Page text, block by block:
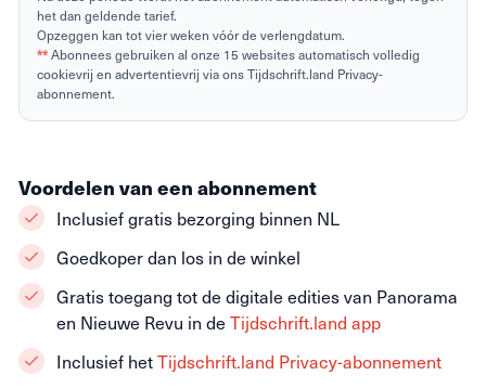
het dan geldende tarief.
Opzeggen kan tot vier weken vóór de verlengdatum.
**Abonnees gebruiken al onze 15 websites automatisch volledig
cookievrij en advertentievrij via ons Tijdschrift.land Privacy-
abonnement.
Voordelen van een abonnement
Inclusief gratis bezorging binnen NL
Goedkoper dan los in de winkel
Gratis toegang tot de digitale edities van Panorama
en Nieuwe Revu in de Tijdschrift.land app
Inclusief hetTijdschrift.land Privacy-abonnement